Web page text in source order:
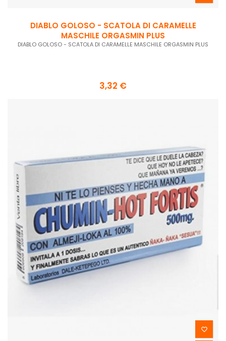
DIABLO GOLOSO - SCATOLA DI CARAMELLE
MASCHILE ORGASMIN PLUS
DIABLO GOLOSO - SCATOLA DI CARAMELLE MASCHILE ORGASMIN PLUS
3,32 €
